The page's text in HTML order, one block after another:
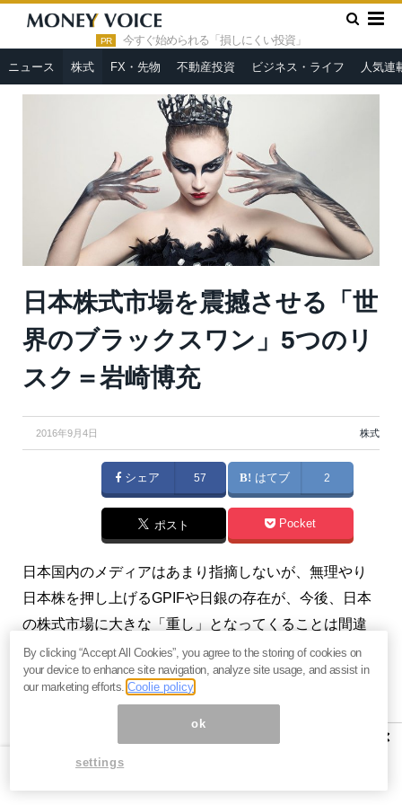
PR 今すぐ始められる「損しにくい投資」
ニュース 株式 FX・先物 不動産投資 ビジネス・ライフ 人気連
HOME » 株式 »
日本株式市場を震撼させる「世界のブラックス
ワン」5つのリスク＝岩崎博充
日本株式市場を震撼させる「世
界のブラックスワン」5つのリ
スク＝岩崎博充
2016年9月4日 株式
シェア 57 はてブ 2
ポスト Pocket
日本国内のメディアはあまり指摘しないが、無理やり
日本株を押し上げるGPIFや日銀の存在が、今後、日本
の株式市場に大きな「重し」となってくることは間違
いないだろう。（岩崎博充の「財政破綻時代の資産防
衛法」）
※本記事は、日銀のQQE+マイナス金利政策に反対を唱
える立場から日本国民がどうすれば資産を防衛できる
のか、そのヒントになる情報を発信するメルマガ『
崎博充の「財政破綻時代の資産防衛法」』からの抜粋
×
By clicking “Accept All Cookies”, you agree to the storing of cookies on
your device to enhance site navigation, analyze site usage, and assist in
our marketing efforts.Coolie policy
ok
settings